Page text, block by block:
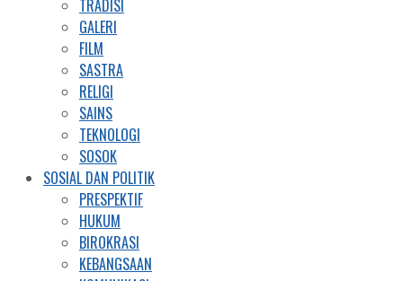
TRADISI
GALERI
FILM
SASTRA
RELIGI
SAINS
TEKNOLOGI
SOSOK
SOSIAL DAN POLITIK
PRESPEKTIF
HUKUM
BIROKRASI
KEBANGSAAN